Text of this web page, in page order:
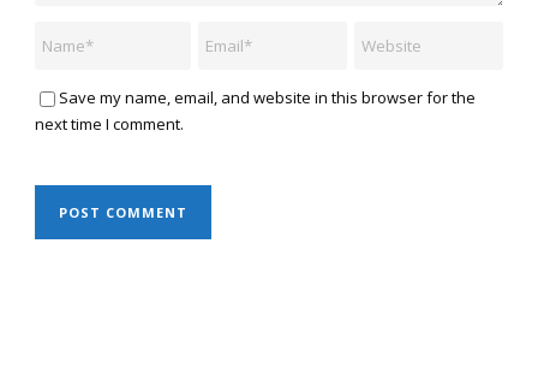
Save my name, email, and website in this browser for the
next time I comment.